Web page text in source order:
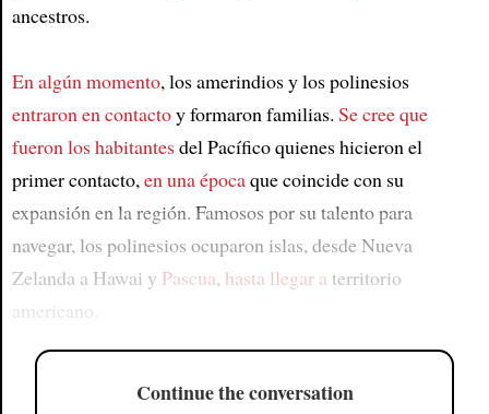
ancestros.
En algún momento, los amerindios y los polinesios
entraron en contactoy formaron familias. Se cree que
fueron los habitantesdel Pacífico quienes hicieron el
primer contacto, en una épocaque coincide con su
expansión en la región. Famosos por su talento para
navegar, los polinesios ocuparon islas, desde Nueva
Zelanda a Hawai y Pascua, hasta llegar a territorio
americano.
Continue the conversation